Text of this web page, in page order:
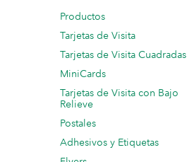
Productos
Tarjetas de Visita
Tarjetas de Visita Cuadradas
MiniCards
Tarjetas de Visita con Bajo
Relieve
Postales
Adhesivos y Etiquetas